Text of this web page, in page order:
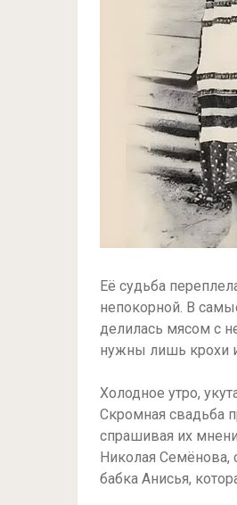
Её судьба
непокорной. В
делилась мясом с
нужны лишь крохи
Холодное утро,
Скромная свадьба
спрашивая их
Николая Семёнова,
бабка Анисья,